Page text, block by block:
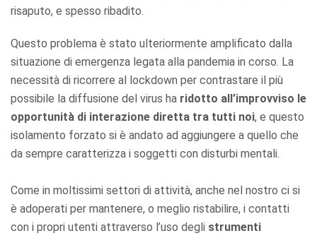
risaputo, e spesso ribadito.
Questo problema è stato ulteriormente amplificato dalla
situazione di emergenza legata alla pandemia in corso. La
necessità di ricorrere al lockdown per contrastare il più
possibile la diffusione del virus ha ridotto all’improvviso le
opportunità di interazione diretta tra tutti noi, e questo
isolamento forzato si è andato ad aggiungere a quello che
da sempre caratterizza i soggetti con disturbi mentali.
Come in moltissimi settori di attività, anche nel nostro ci si
è adoperati per mantenere, o meglio ristabilire, i contatti
con i propri utenti attraverso l’uso degli strumenti